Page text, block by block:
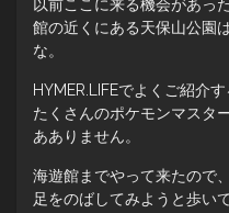
以前ここに来る機会があっ
館の近くにある天保山公園
な。
HYMER.LIFEでよくご紹介
たくさんのポケモンマスタ
あありません。
海遊館までやって来たので
足をのばしてみようと歩い